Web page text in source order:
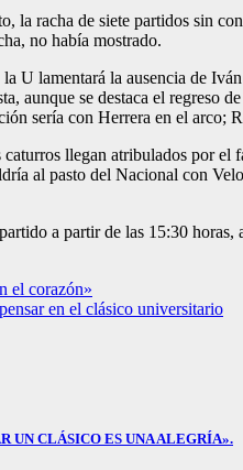
la racha de siete partidos sin
no había mostrado.
U lamentará la ausencia de
aunque se destaca el
sería con Herrera en el
llegan atribulados por el
al pasto del Nacional con
a partir de las 15:30
el corazón»
en el clásico universitario
UN CLÁSICO ES UNA ALEGRÍA».